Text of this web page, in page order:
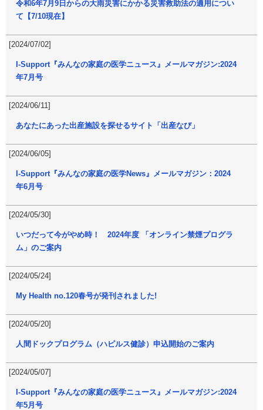
令和6年7月9日からの大雨災害にかかる災害救助法の適用につい
て【7/10現在】
[2024/07/02]
I-Support『みんなの家庭の医学ニュース』メールマガジン:2024
年7月号
[2024/06/11]
あなたにあった出産施設を探せるサイト「出産なび」
[2024/06/05]
I-Support『みんなの家庭の医学News』メールマガジン：2024
年6月号
[2024/05/30]
いつだって今がやめ時！ 2024年度 「オンライン禁煙プログラ
ム」のご案内
[2024/05/24]
My Health no.120春号が発刊されました!
[2024/05/20]
人間ドックプログラム（ハピルス健診）申込開始のご案内
[2024/05/07]
I-Support『みんなの家庭の医学ニュース』メールマガジン:2024
年5月号